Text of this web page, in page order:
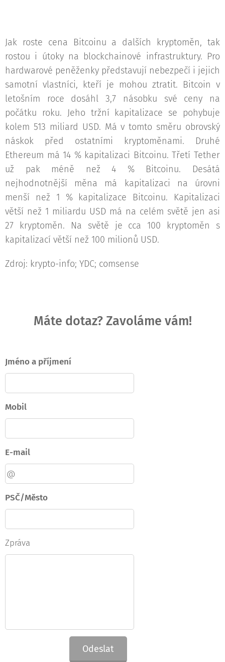
Jak roste cena Bitcoinu a dalších kryptoměn, tak
rostou i útoky na blockchainové infrastruktury. Pro
hardwarové peněženky představují nebezpečí i jejich
samotní vlastníci, kteří je mohou ztratit. Bitcoin v
letošním roce dosáhl 3,7 násobku své ceny na
počátku roku. Jeho tržní kapitalizace se pohybuje
kolem 513 miliard USD. Má v tomto směru obrovský
náskok před ostatními kryptoměnami. Druhé
Ethereum má 14 % kapitalizaci Bitcoinu. Třetí Tether
už pak méně než 4 % Bitcoinu. Desátá
nejhodnotnější měna má kapitalizaci na úrovni
menší než 1 % kapitalizace Bitcoinu. Kapitalizaci
větší než 1 miliardu USD má na celém světě jen asi
27 kryptoměn. Na světě je cca 100 kryptoměn s
kapitalizací větší než 100 milionů USD.
Zdroj: krypto-info; YDC; comsense
Máte dotaz? Zavoláme vám!
Jméno a příjmení
Mobil
E-mail
PSČ/Město
Zpráva
Odeslat